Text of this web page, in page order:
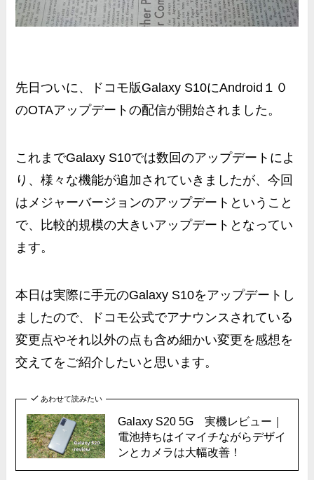
先日ついに、
ドコモ版Galaxy S10にAndroid１０
のOTAアップデートの配信が開始されました。
これまでGalaxy S10では数回のアップデートによ
り、様々な機能が追加されていきましたが、今回
はメジャーバージョンのアップデートということ
で、比較的規模の大きいアップデートとなってい
ます。
本日は実際に手元のGalaxy S10をアップデートし
ましたので、
ドコモ公式でアナウンスされている
変更点やそれ以外の点も含め細かい変更を感想を
交えてをご紹介したいと思います。
あわせて読みたい
Galaxy S20 5G 実機レビュー｜
電池持ちはイマイチながらデザイ
ンとカメラは大幅改善！